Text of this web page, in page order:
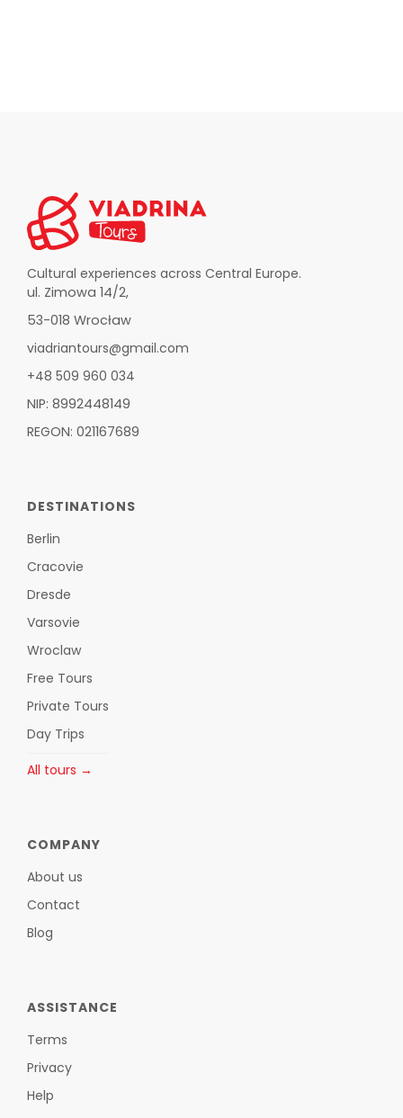
Cultural experiences across Central Europe.
ul. Zimowa 14/2,
53-018 Wrocław
viadriantours@gmail.com
+48 509 960 034
NIP: 8992448149
REGON: 021167689
DESTINATIONS
Berlin
Cracovie
Dresde
Varsovie
Wroclaw
Free Tours
Private Tours
Day Trips
All tours →
COMPANY
About us
Contact
Blog
ASSISTANCE
Terms
Privacy
Help